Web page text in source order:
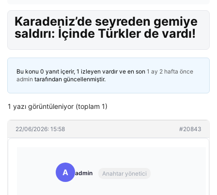
Karadeniz’de seyreden gemiye
saldırı: İçinde Türkler de vardı!
Bu konu 0 yanıt içerir, 1 izleyen vardır ve en son 1 ay 2 hafta önce
admin tarafından güncellenmiştir.
1 yazı görüntüleniyor (toplam 1)
22/06/2026: 15:58 #20843
A admin Anahtar yönetici